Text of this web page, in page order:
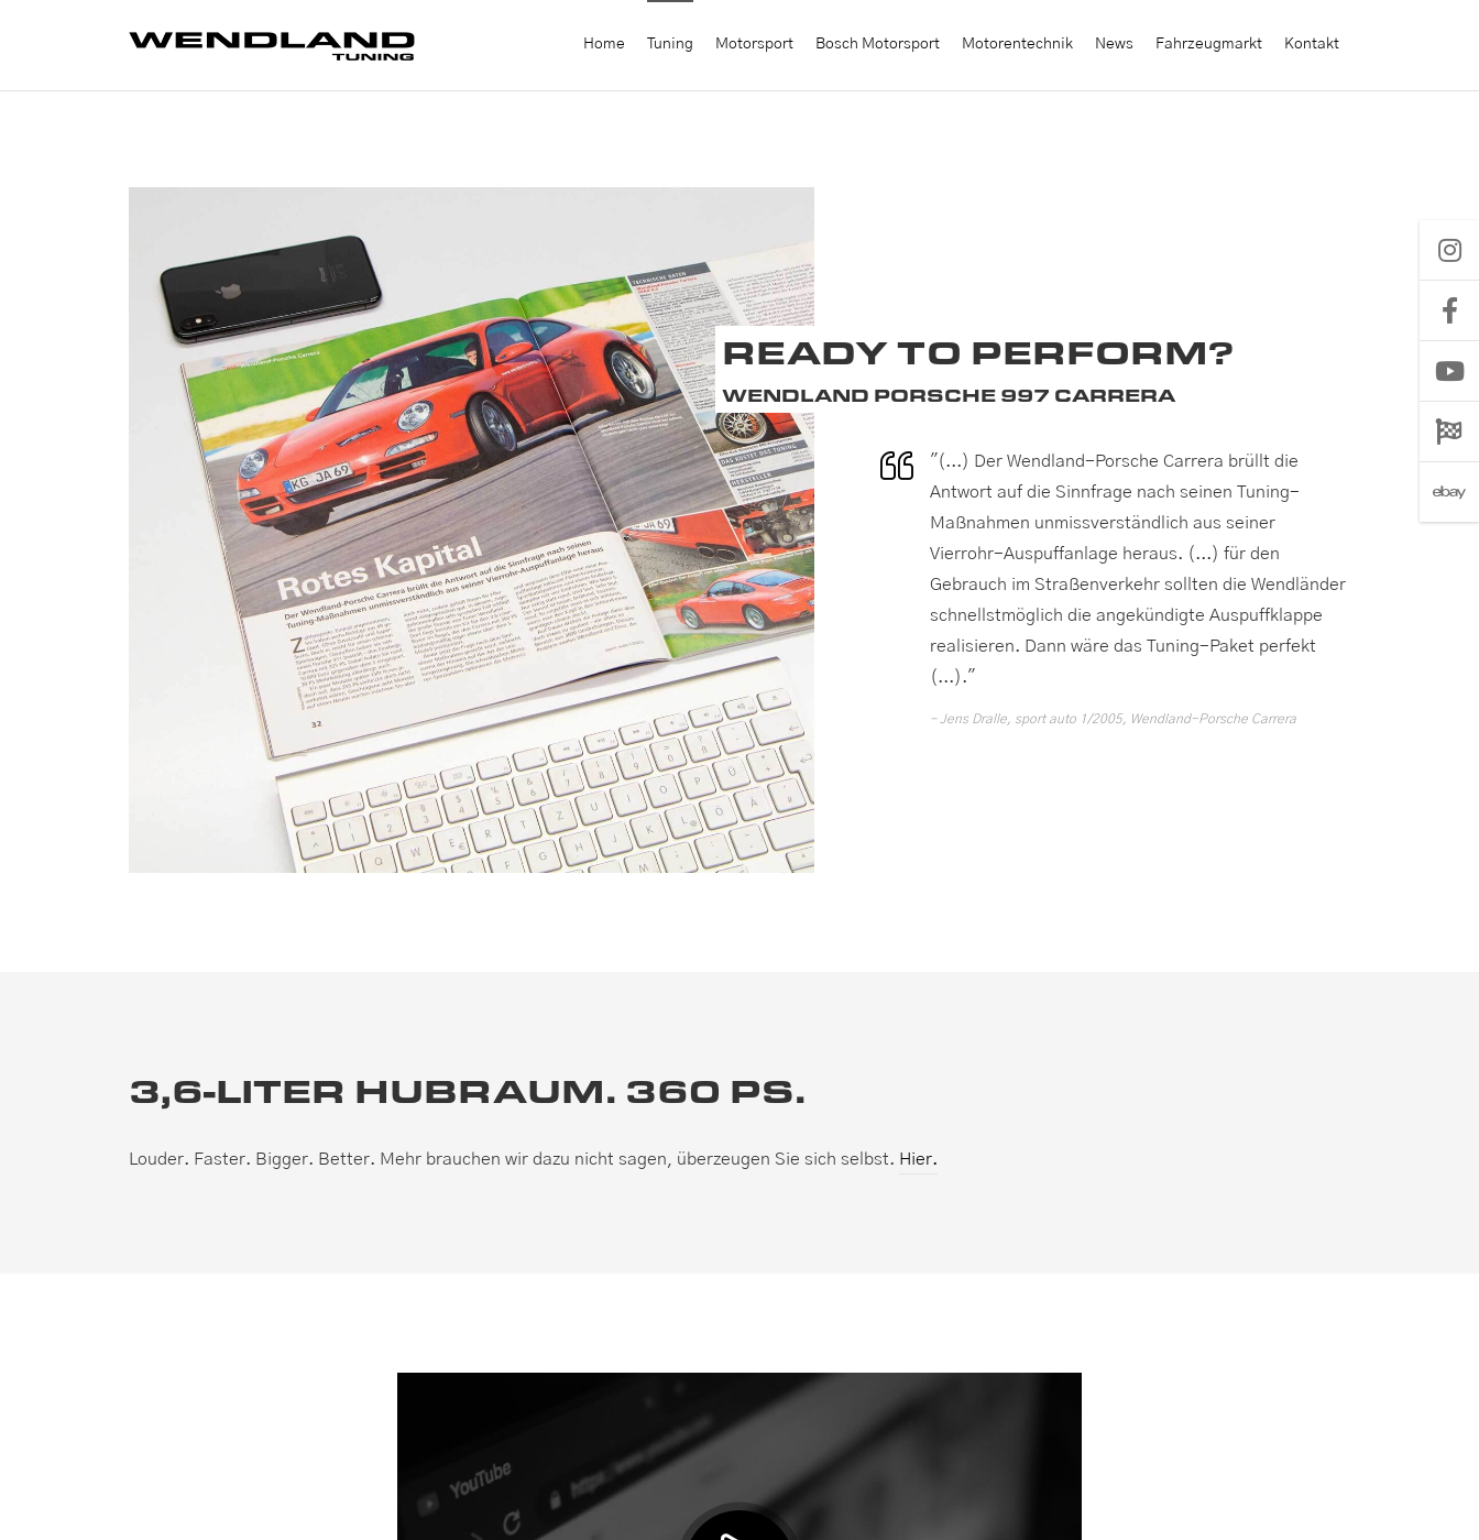
Home Tuning Motorsport Bosch Motorsport Motorentechnik News Fahrzeugmarkt Kontakt
READY TO PERFORM?
WENDLAND PORSCHE 997 CARRERA
"(...) Der Wendland-Porsche Carrera brüllt die
Antwort auf die Sinnfrage nach seinen Tuning-
Maßnahmen unmissverständlich aus seiner
Vierrohr-Auspuffanlage heraus. (...) für den
Gebrauch im Straßenverkehr sollten die Wendländer
schnellstmöglich die angekündigte Auspuffklappe
realisieren. Dann wäre das Tuning-Paket perfekt
(...)."
Jens Dralle, sport auto 1/2005, Wendland-Porsche Carrera
3,6-LITER HUBRAUM. 360 PS.
Louder. Faster. Bigger. Better. Mehr brauchen wir dazu nicht sagen, überzeugen Sie sich selbst. Hier.